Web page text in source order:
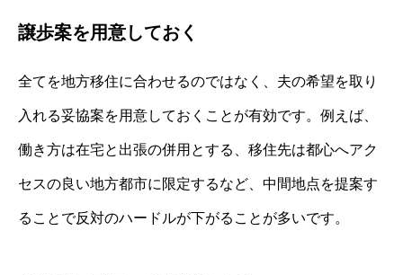
譲歩案を用意しておく
全てを地方移住に合わせるのではなく、夫の希望を取り
入れる妥協案を用意しておくことが有効です。例えば、
働き方は在宅と出張の併用とする、移住先は都心へアク
セスの良い地方都市に限定するなど、中間地点を提案す
ることで反対のハードルが下がることが多いです。